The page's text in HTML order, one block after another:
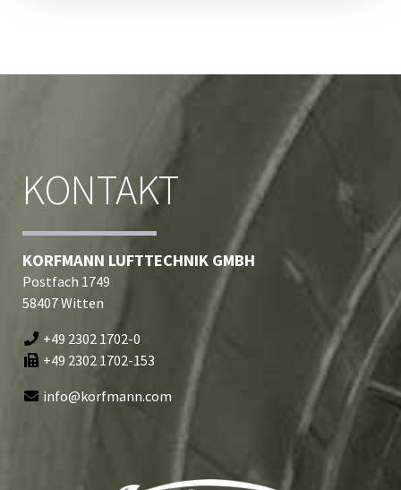
KONTAKT
KORFMANN LUFTTECHNIK GMBH
Postfach 1749
58407 Witten
+49 2302 1702-0
+49 2302 1702-153
info@korfmann.com